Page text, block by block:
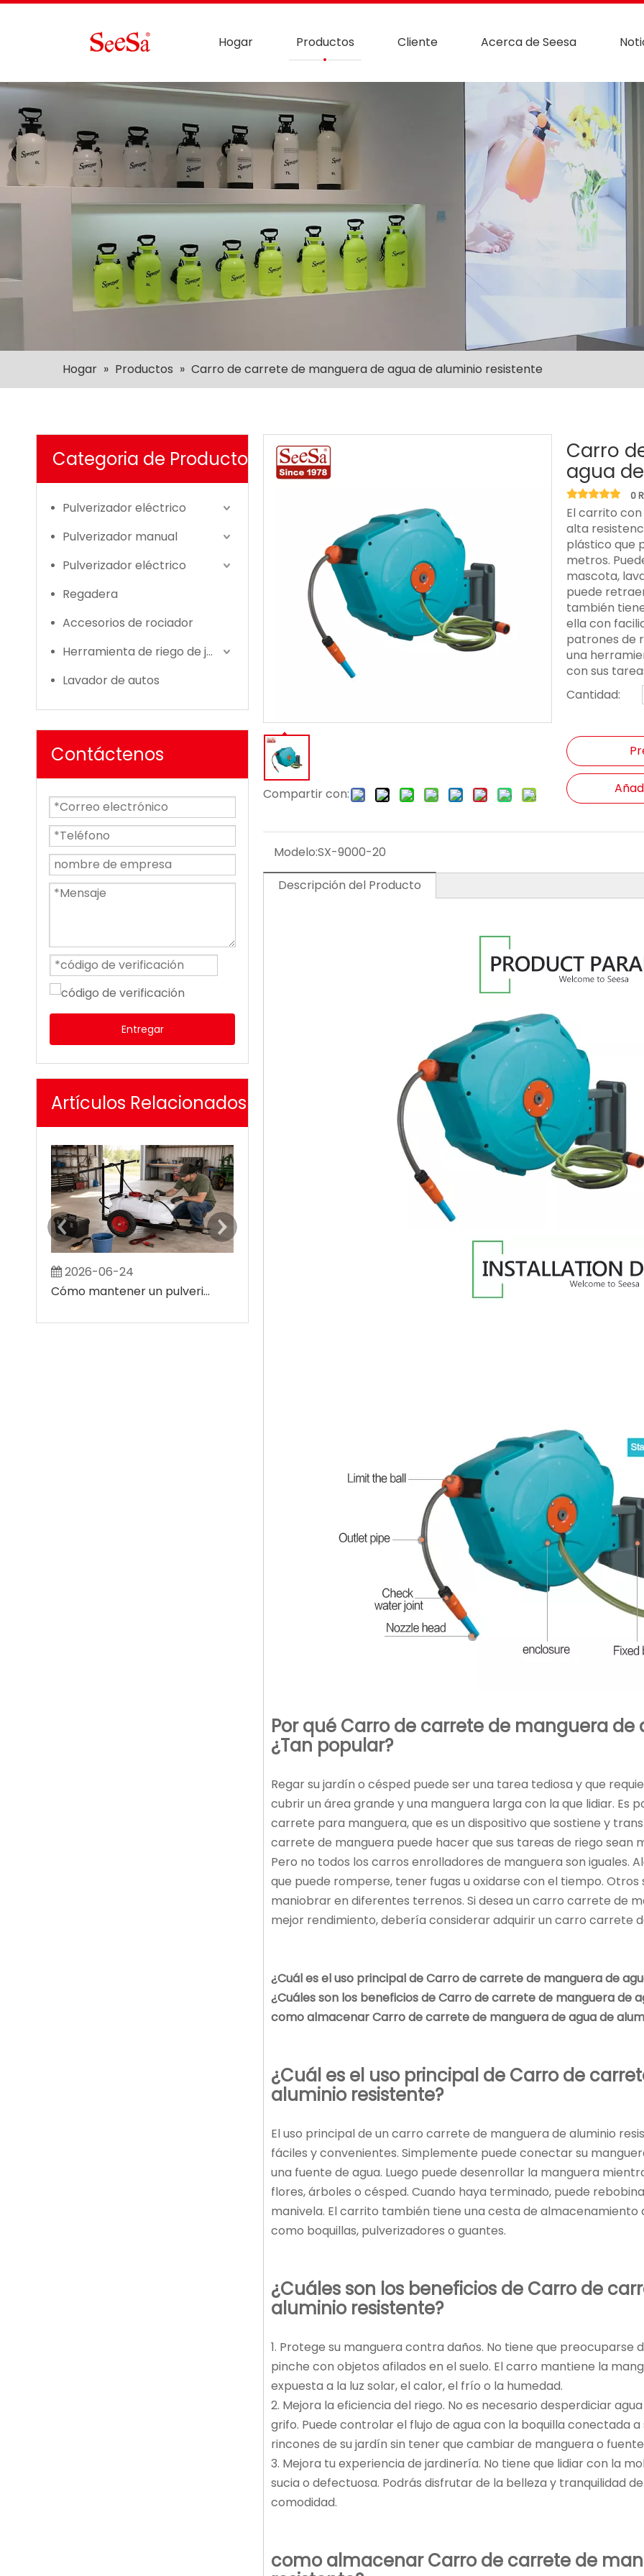
Hogar Productos Cliente Acerca de Seesa
Hogar » Productos » Carro de carrete de manguera de agua de aluminio resistente
Categoria de Producto
Pulverizador eléctrico
Pulverizador manual
Pulverizador eléctrico
Regadera
Accesorios de rociador
Herramienta de riego de jardín
Lavador de autos
Contáctenos
Entregar
Artículos Relacionados
2026-06-24
Cómo mantener un pulverizador agrícola ATV
2026-07-15
Pulverizador de mochila manual o eléctrico: ¿cuál deberían elegir los agricultores?
Compartir con:
Carro
agua
0
El carrito
alta
plástico que
metros.
mascota,
puede
también
ella con
patrones de
una
con sus
Cantidad:
Modelo:SX-9000-20
Descripción del Producto
Por qué Carro de carrete de manguera de
¿Tan popular?
Regar su jardín o césped puede ser una tarea tediosa y que
cubrir un área grande y una manguera larga con la que lidiar. Es
carrete para manguera, que es un dispositivo que sostiene y
carrete de manguera puede hacer que sus tareas de riego sean
Pero no todos los carros enrolladores de manguera son iguales.
que puede romperse, tener fugas u oxidarse con el tiempo. Otros
maniobrar en diferentes terrenos. Si desea un carro carrete de
mejor rendimiento, debería considerar adquirir un carro carrete
¿Cuál es el uso principal deCarro de carrete de manguera de
¿Cuáles son los beneficios deCarro de carrete de manguera de
como almacenarCarro de carrete de manguera de agua de
¿Cuál es el uso principal de Carro de
aluminio resistente?
El uso principal de un carro carrete de manguera de aluminio
fáciles y convenientes. Simplemente puede conectar su
una fuente de agua. Luego puede desenrollar la manguera
flores, árboles o césped. Cuando haya terminado, puede
manivela. El carrito también tiene una cesta de
como boquillas, pulverizadores o guantes.
¿Cuáles son los beneficios de Carro de
aluminio resistente?
1. Protege su manguera contra daños. No tiene que preocuparse
pinche con objetos afilados en el suelo. El carro mantiene la
expuesta a la luz solar, el calor, el frío o la humedad.
2. Mejora la eficiencia del riego. No es necesario desperdiciar
grifo. Puede controlar el flujo de agua con la boquilla conectada
rincones de su jardín sin tener que cambiar de manguera o
3. Mejora tu experiencia de jardinería. No tiene que lidiar con la
sucia o defectuosa. Podrás disfrutar de la belleza y tranquilidad
comodidad.
como almacenarCarro de carrete de